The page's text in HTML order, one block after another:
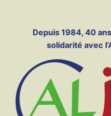
contenuDepuis 1984, 40
solidarité avec